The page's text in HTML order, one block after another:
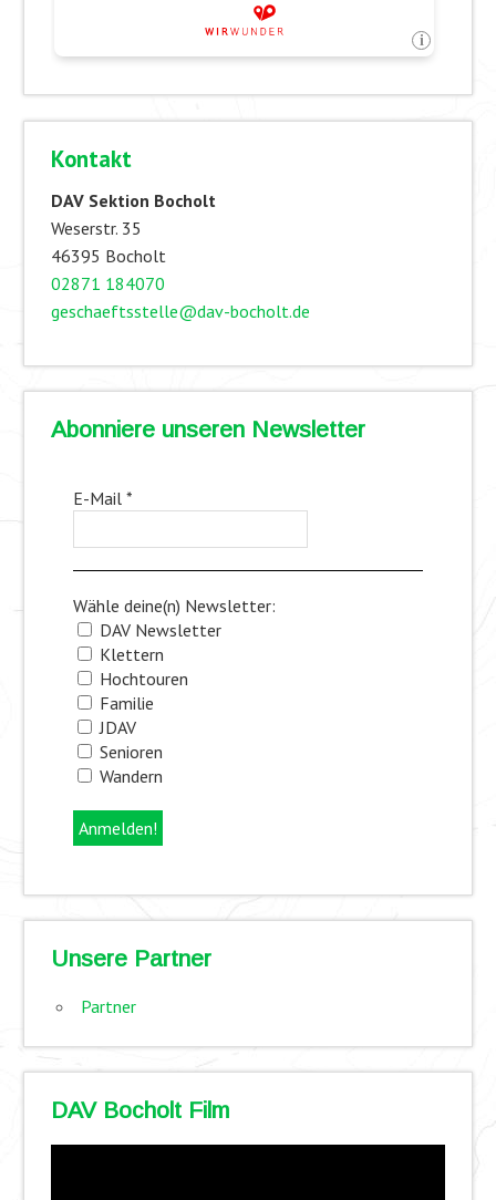
Kontakt
DAV Sektion Bocholt
Weserstr. 35
46395 Bocholt
02871 184070
geschaeftsstelle@dav-bocholt.de
Abonniere unseren Newsletter
E-Mail *
Wähle deine(n) Newsletter:
DAV Newsletter
Klettern
Hochtouren
Familie
JDAV
Senioren
Wandern
Unsere Partner
Partner
DAV Bocholt Film